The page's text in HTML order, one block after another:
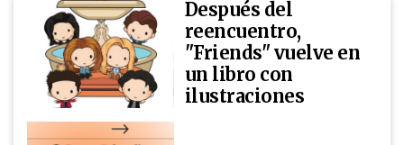
Después del
reencuentro,
"Friends" vuelve en
un libro con
ilustraciones